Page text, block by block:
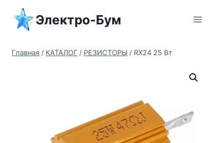
Перейти
содержимому
Электро-Бум
Главная / КАТАЛОГ / РЕЗИСТОРЫ / RX24 25 Вт